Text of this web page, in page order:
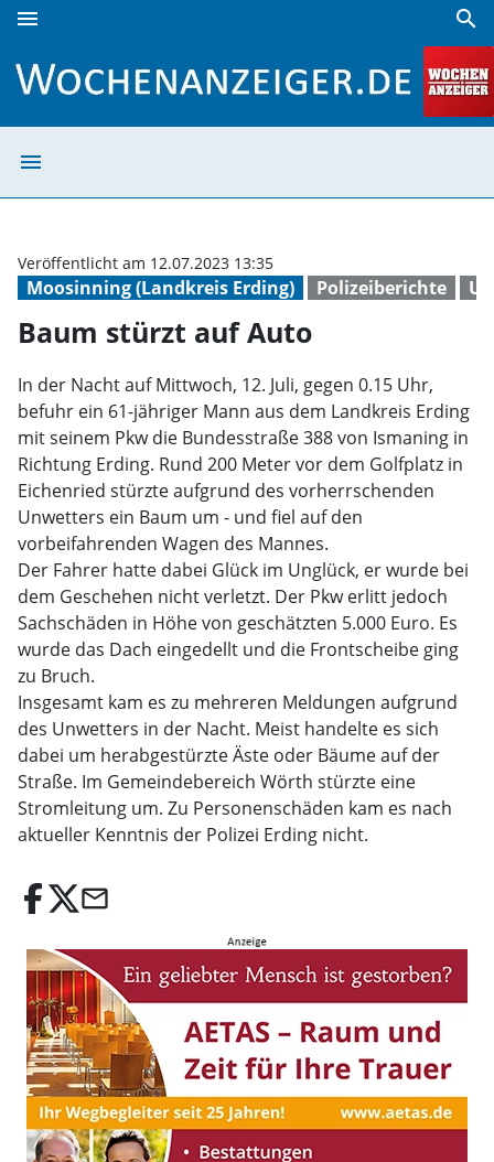
menu search
menu
Moosinning (Landkreis Erding) Polizeiberichte
Veröffentlicht am 12.07.2023 13:35
Baum stürzt auf Auto
In der Nacht auf Mittwoch, 12. Juli, gegen 0.15 Uhr,
befuhr ein 61-jähriger Mann aus dem Landkreis Erding
mit seinem Pkw die Bundesstraße 388 von Ismaning in
Richtung Erding. Rund 200 Meter vor dem Golfplatz in
Eichenried stürzte aufgrund des vorherrschenden
Unwetters ein Baum um - und fiel auf den
vorbeifahrenden Wagen des Mannes.
Der Fahrer hatte dabei Glück im Unglück, er wurde bei
dem Geschehen nicht verletzt. Der Pkw erlitt jedoch
Sachschäden in Höhe von geschätzten 5.000 Euro. Es
wurde das Dach eingedellt und die Frontscheibe ging
zu Bruch.
Insgesamt kam es zu mehreren Meldungen aufgrund
des Unwetters in der Nacht. Meist handelte es sich
dabei um herabgestürzte Äste oder Bäume auf der
Straße. Im Gemeindebereich Wörth stürzte eine
Stromleitung um. Zu Personenschäden kam es nach
aktueller Kenntnis der Polizei Erding nicht.
email